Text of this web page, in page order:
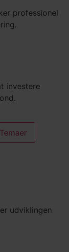
professionel
investere
udviklingen